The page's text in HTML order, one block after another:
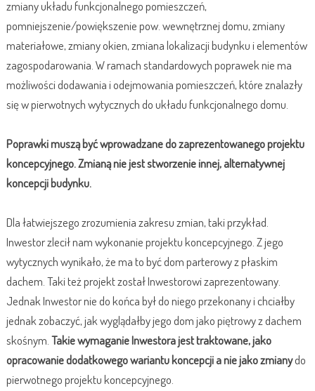
zmiany układu funkcjonalnego pomieszczeń,
pomniejszenie/powiększenie pow. wewnętrznej domu, zmiany
materiałowe, zmiany okien, zmiana lokalizacji budynku i elementów
zagospodarowania. W ramach standardowych poprawek nie ma
możliwości dodawania i odejmowania pomieszczeń, które znalazły
się w pierwotnych wytycznych do układu funkcjonalnego domu.
Poprawki muszą być wprowadzane do zaprezentowanego projektu
koncepcyjnego. Zmianą nie jest stworzenie innej, alternatywnej
koncepcji budynku.
Dla łatwiejszego zrozumienia zakresu zmian, taki przykład.
Inwestor zlecił nam wykonanie projektu koncepcyjnego. Z jego
wytycznych wynikało, że ma to być dom parterowy z płaskim
dachem. Taki też projekt został Inwestorowi zaprezentowany.
Jednak Inwestor nie do końca był do niego przekonany i chciałby
jednak zobaczyć, jak wyglądałby jego dom jako piętrowy z dachem
skośnym.Takie wymaganie Inwestora jesttraktowane, jako
opracowanie dodatkowego wariantu koncepcji a nie jako zmianydo
pierwotnego projektu koncepcyjnego.